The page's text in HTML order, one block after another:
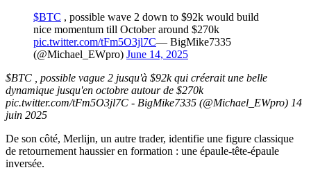
$BTC , possible wave 2 down to $92k would build
nice momentum till October around $270k
pic.twitter.com/tFm5O3jl7C— BigMike7335
(@Michael_EWpro) June 14, 2025
$BTC , possible vague 2 jusqu'à $92k qui créerait une belle
dynamique jusqu'en octobre autour de $270k
pic.twitter.com/tFm5O3jl7C - BigMike7335 (@Michael_EWpro) 14
juin 2025
De son côté, Merlijn, un autre trader, identifie une figure classique
de retournement haussier en formation : une épaule-tête-épaule
inversée.